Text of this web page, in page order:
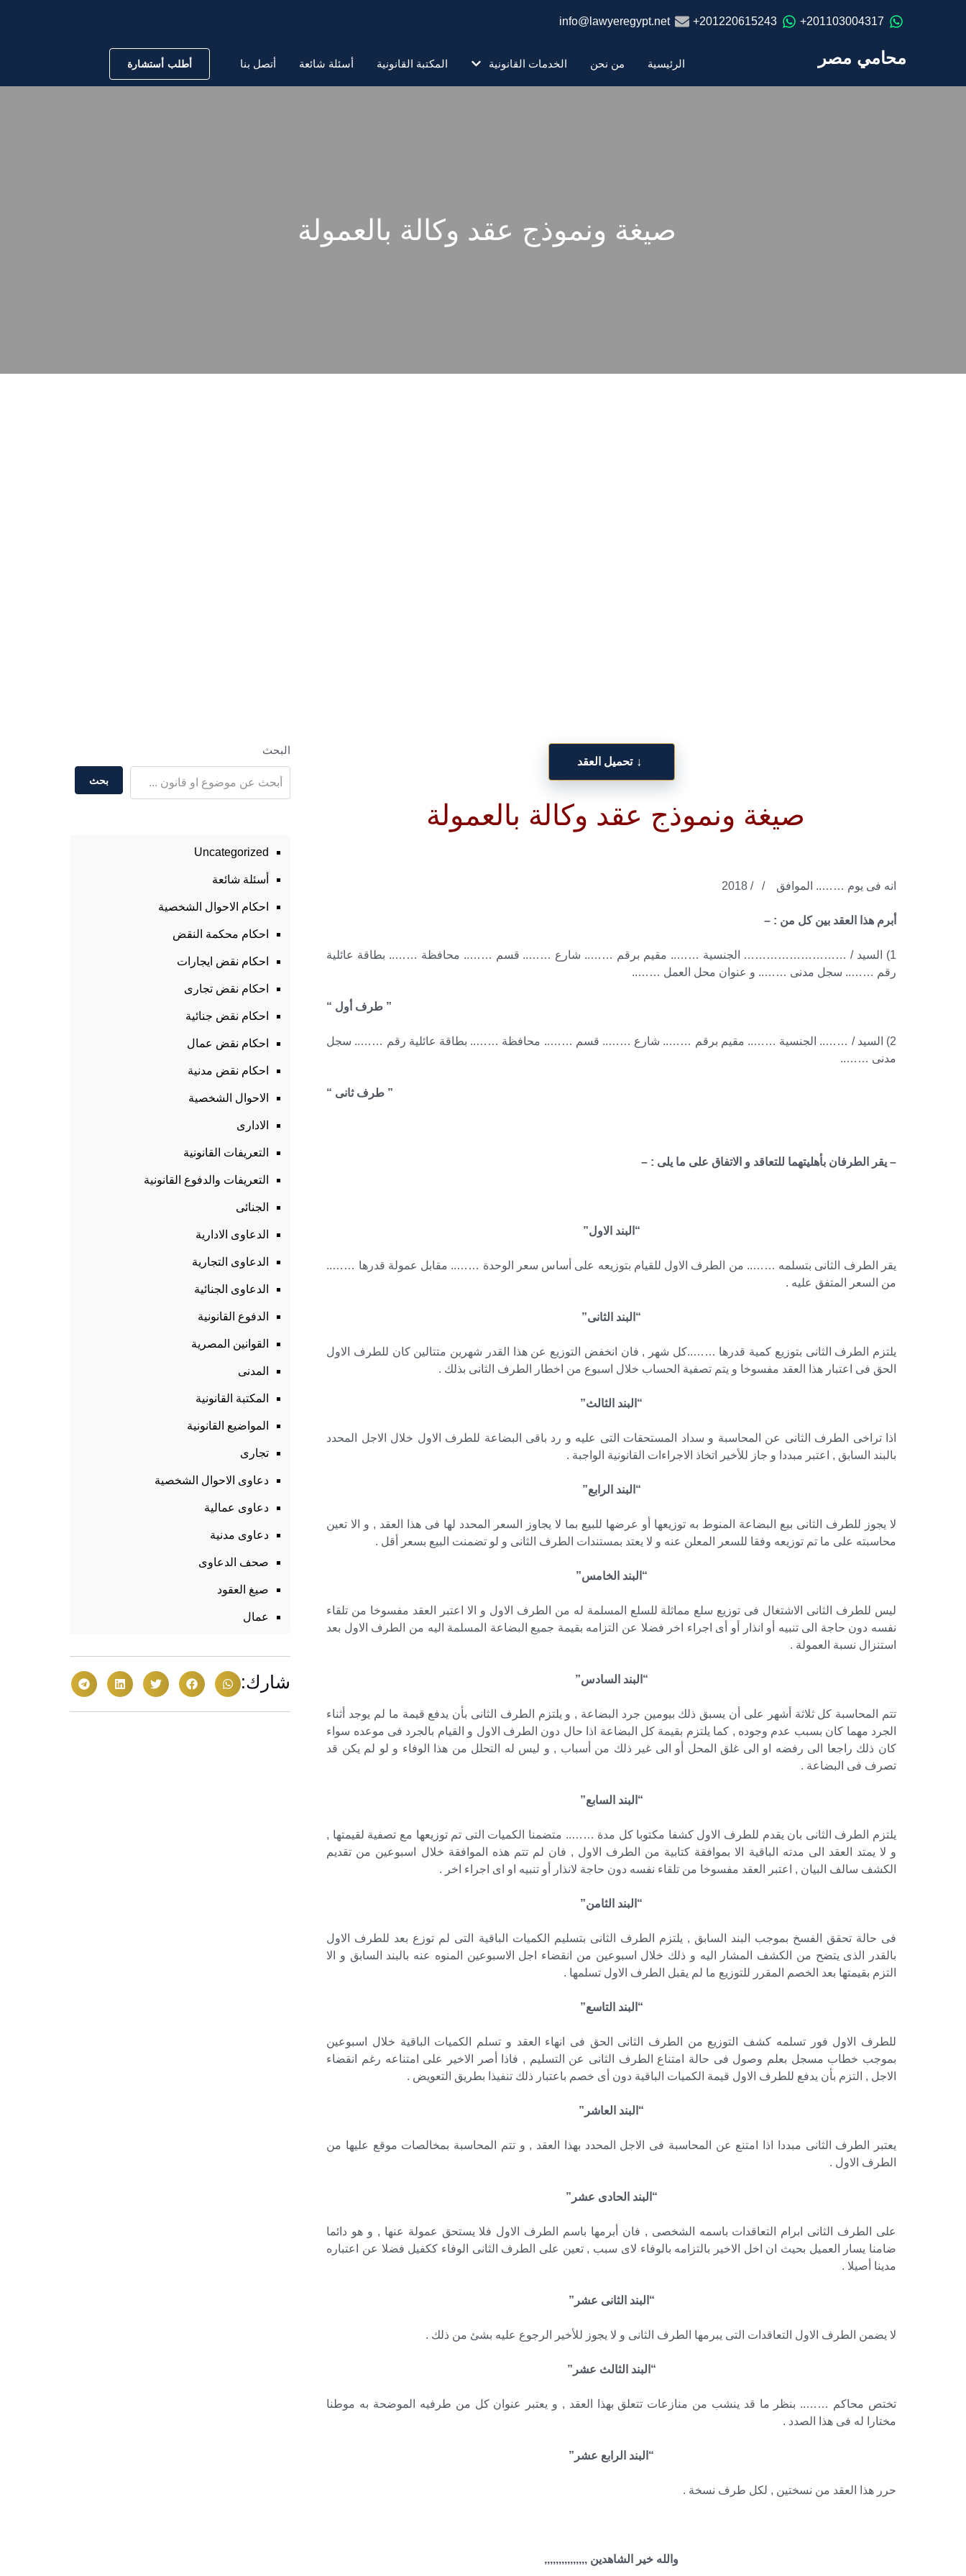
201103004317+
201220615243+
info@lawyeregypt.net
محامي مصر الرئيسية من نحن الخدمات القانونية المكتبة القانونية أسئلة شائعة أتصل بنا أطلب أستشارة
صيغة ونموذج عقد وكالة بالعمولة
↓ تحميل العقد
صيغة ونموذج عقد وكالة بالعمولة
انه فى يوم …….. الموافق / / 2018
أبرم هذا العقد بين كل من : –
1) السيد / ……………………… الجنسية …….. مقيم برقم …….. شارع …….. قسم …….. محافظة …….. بطاقة عائلية
رقم …….. سجل مدنى …….. و عنوان محل العمل ……..
” طرف أول “
2) السيد / …….. الجنسية …….. مقيم برقم …….. شارع …….. قسم …….. محافظة …….. بطاقة عائلية رقم …….. سجل
مدنى ……..
” طرف ثانى “
– يقر الطرفان بأهليتهما للتعاقد و الاتفاق على ما يلى : –
“البند الاول”
يقر الطرف الثانى بتسلمه …….. من الطرف الاول للقيام بتوزيعه على أساس سعر الوحدة …….. مقابل عمولة قدرها ……..
من السعر المتفق عليه .
“البند الثانى”
يلتزم الطرف الثانى بتوزيع كمية قدرها ……..كل شهر , فان انخفض التوزيع عن هذا القدر شهرين متتالين كان للطرف الاول
الحق فى اعتبار هذا العقد مفسوخا و يتم تصفية الحساب خلال اسبوع من اخطار الطرف الثانى بذلك .
“البند الثالث”
اذا تراخى الطرف الثانى عن المحاسبة و سداد المستحقات التى عليه و رد باقى البضاعة للطرف الاول خلال الاجل المحدد
بالبند السابق , اعتبر مبددا و جاز للأخير اتخاذ الاجراءات القانونية الواجبة .
“البند الرابع”
لا يجوز للطرف الثانى بيع البضاعة المنوط به توزيعها أو عرضها للبيع بما لا يجاوز السعر المحدد لها فى هذا العقد , و الا تعين
محاسبته على ما تم توزيعه وفقا للسعر المعلن عنه و لا يعتد بمستندات الطرف الثانى و لو تضمنت البيع بسعر أقل .
“البند الخامس”
ليس للطرف الثانى الاشتغال فى توزيع سلع مماثلة للسلع المسلمة له من الطرف الاول و الا اعتبر العقد مفسوخا من تلقاء
نفسه دون حاجة الى تنبيه أو انذار أو أى اجراء اخر فضلا عن التزامه بقيمة جميع البضاعة المسلمة اليه من الطرف الاول بعد
استنزال نسبة العمولة .
“البند السادس”
تتم المحاسبة كل ثلاثة أشهر على أن يسبق ذلك بيومين جرد البضاعة , و يلتزم الطرف الثانى بأن يدفع قيمة ما لم يوجد أثناء
الجرد مهما كان بسبب عدم وجوده , كما يلتزم بقيمة كل البضاعة اذا حال دون الطرف الاول و القيام بالجرد فى موعده سواء
كان ذلك راجعا الى رفضه او الى غلق المحل أو الى غير ذلك من أسباب , و ليس له التحلل من هذا الوفاء و لو لم يكن قد
تصرف فى البضاعة .
“البند السابع”
يلتزم الطرف الثانى بان يقدم للطرف الاول كشفا مكتوبا كل مدة …….. متضمنا الكميات التى تم توزيعها مع تصفية لقيمتها ,
و لا يمتد العقد الى مدته الباقية الا بموافقة كتابية من الطرف الاول , فان لم تتم هذه الموافقة خلال اسبوعين من تقديم
الكشف سالف البيان , اعتبر العقد مفسوخا من تلقاء نفسه دون حاجة لانذار أو تنبيه او اى اجراء اخر .
“البند الثامن”
فى حالة تحقق الفسخ بموجب البند السابق , يلتزم الطرف الثانى بتسليم الكميات الباقية التى لم توزع بعد للطرف الاول
بالقدر الذى يتضح من الكشف المشار اليه و ذلك خلال اسبوعين من انقضاء اجل الاسبوعين المنوه عنه بالبند السابق و الا
التزم بقيمتها بعد الخصم المقرر للتوزيع ما لم يقبل الطرف الاول تسلمها .
“البند التاسع”
للطرف الاول فور تسلمه كشف التوزيع من الطرف الثانى الحق فى انهاء العقد و تسلم الكميات الباقية خلال اسبوعين
بموجب خطاب مسجل بعلم وصول فى حالة امتناع الطرف الثانى عن التسليم , فاذا أصر الاخير على امتناعه رغم انقضاء
الاجل , التزم بأن يدفع للطرف الاول قيمة الكميات الباقية دون أى خصم باعتبار ذلك تنفيذا بطريق التعويض .
“البند العاشر”
يعتبر الطرف الثانى مبددا اذا امتنع عن المحاسبة فى الاجل المحدد بهذا العقد , و تتم المحاسبة بمخالصات موقع عليها من
الطرف الاول .
“البند الحادى عشر”
على الطرف الثانى ابرام التعاقدات باسمه الشخصى , فان أبرمها باسم الطرف الاول فلا يستحق عمولة عنها , و هو دائما
ضامنا يسار العميل بحيث ان اخل الاخير بالتزامه بالوفاء لاى سبب , تعين على الطرف الثانى الوفاء ككفيل فضلا عن اعتباره
مدينا أصيلا .
“البند الثانى عشر”
لا يضمن الطرف الاول التعاقدات التى يبرمها الطرف الثانى و لا يجوز للأخير الرجوع عليه بشئ من ذلك .
“البند الثالث عشر”
تختص محاكم …….. بنظر ما قد ينشب من منازعات تتعلق بهذا العقد , و يعتبر عنوان كل من طرفيه الموضحة به موطنا
مختارا له فى هذا الصدد .
“البند الرابع عشر”
حرر هذا العقد من نسختين , لكل طرف نسخة .
والله خير الشاهدين ,,,,,,,,,,,,,,,
البحث
بحث
Uncategorized
أسئلة شائعة
احكام الاحوال الشخصية
احكام محكمة النقض
احكام نقض ايجارات
احكام نقض تجارى
احكام نقض جنائية
احكام نقض عمال
احكام نقض مدنية
الاحوال الشخصية
الادارى
التعريفات القانونية
التعريفات والدفوع القانونية
الجنائى
الدعاوى الادارية
الدعاوى التجارية
الدعاوى الجنائية
الدفوع القانونية
القوانين المصرية
المدنى
المكتبة القانونية
المواضيع القانونية
تجارى
دعاوى الاحوال الشخصية
دعاوى عمالية
دعاوى مدنية
صحف الدعاوى
صيغ العقود
عمال
شارك: